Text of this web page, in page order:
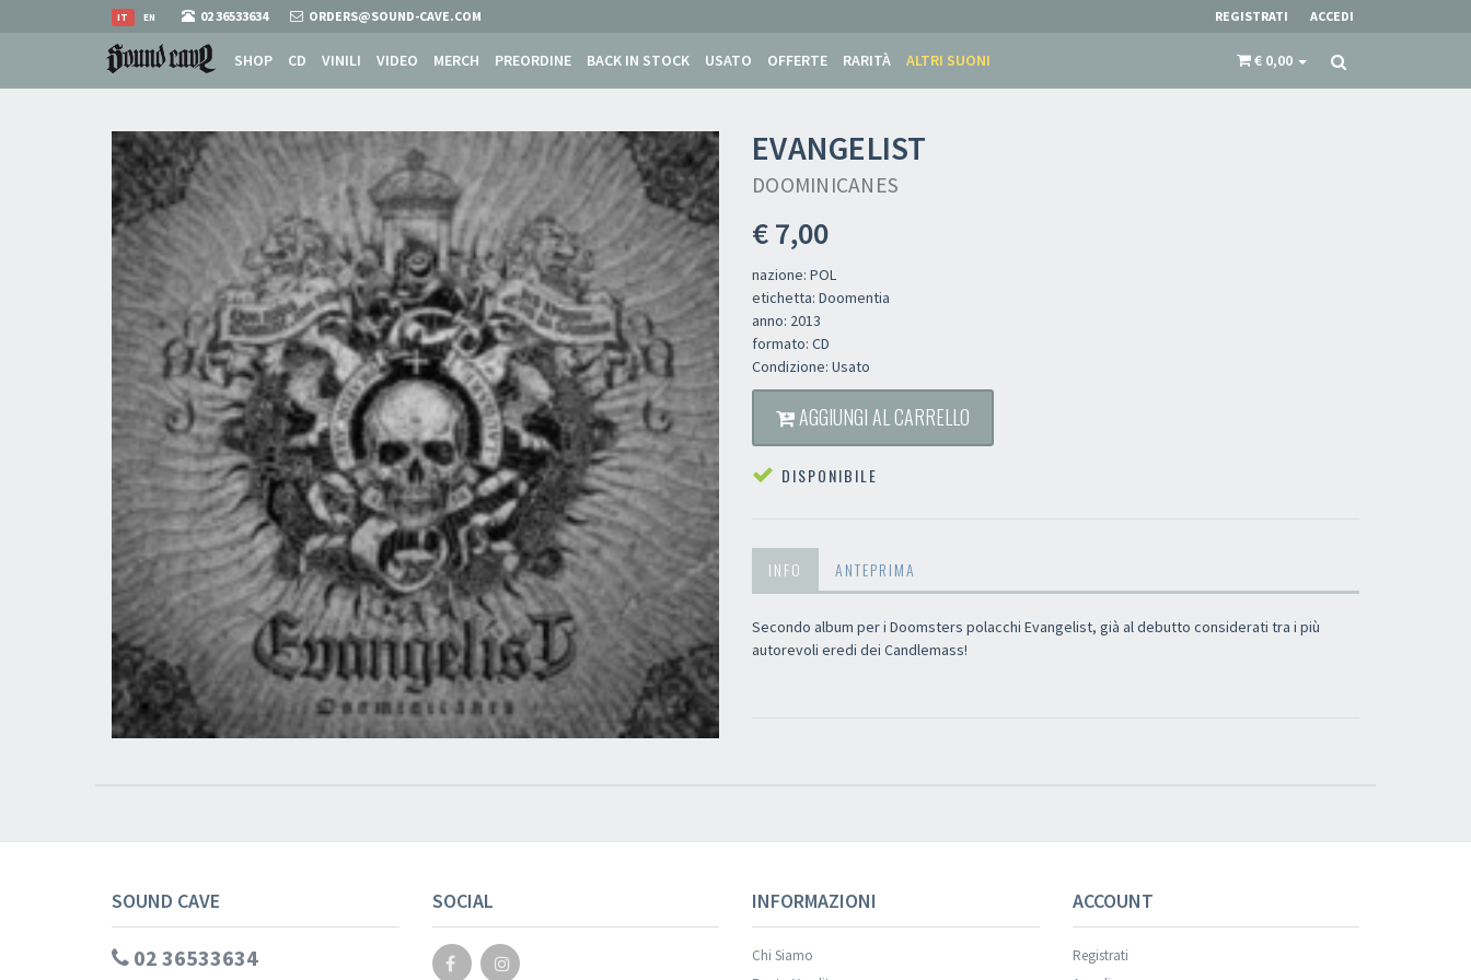
EN
IT 02 36533634 ORDERS@SOUND-CAVE.COM REGISTRATI ACCEDI
SHOP CD VINILI VIDEO MERCH PREORDINE BACK IN STOCK USATO OFFERTE RARITÀ ALTRI SUONI € 0,00
EVANGELIST
DOOMINICANES
€ 7,00
nazione: POL
etichetta: Doomentia
anno: 2013
formato: CD
Condizione: Usato
AGGIUNGI AL CARRELLO
DISPONIBILE
INFO ANTEPRIMA
Secondo album per i Doomsters polacchi Evangelist, già al debutto considerati tra i più
autorevoli eredi dei Candlemass!
SOUND CAVE
02 36533634
SOCIAL INFORMAZIONI
Chi Siamo
ACCOUNT
Registrati